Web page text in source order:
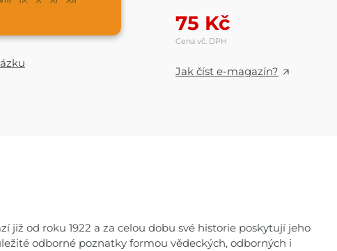
75 Kč
Cena vč. DPH
Jak číst e-magazín?
již od roku 1922 a za celou dobu své historie poskytují jeho
odborné poznatky formou vědeckých, odborných i